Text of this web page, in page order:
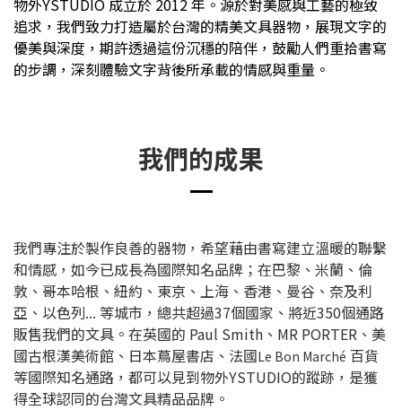
物外YSTUDIO 成立於 2012 年。源於對美感與工藝的極致
追求，我們致力打造屬於台灣的精美文具器物，展現文字的
優美與深度，期許透過這份沉穩的陪伴，鼓勵人們重拾書寫
的步調，深刻體驗文字背後所承載的情感與重量。
我們的成果
我們專注於製作良善的器物，希望藉由書寫建立溫暖的聯繫
和情感，如今已成長為國際知名品牌；在巴黎、米蘭、倫
敦、哥本哈根、紐約、東京、上海、香港、曼谷、奈及利
亞、以色列... 等城市，總共超過37個國家、將近350個通路
販售我們的文具。在英國的 Paul Smith、MR PORTER、美
國古根漢美術館、日本蔦屋書店、法國Le Bon Marché 百貨
等國際知名通路，都可以見到物外YSTUDIO的蹤跡，是獲
得全球認同的台灣文具精品品牌。